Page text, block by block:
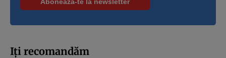
Iți recomandăm